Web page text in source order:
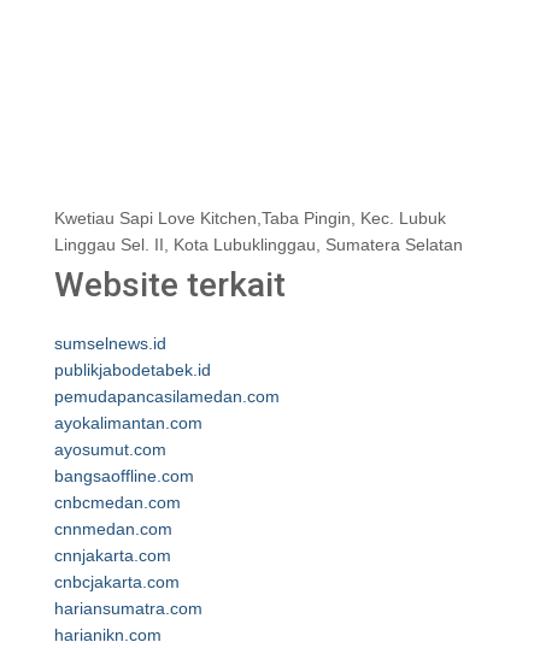
Kwetiau Sapi Love Kitchen,Taba Pingin, Kec. Lubuk
Linggau Sel. II, Kota Lubuklinggau, Sumatera Selatan
Website terkait
sumselnews.id
publikjabodetabek.id
pemudapancasilamedan.com
ayokalimantan.com
ayosumut.com
bangsaoffline.com
cnbcmedan.com
cnnmedan.com
cnnjakarta.com
cnbcjakarta.com
hariansumatra.com
harianikn.com